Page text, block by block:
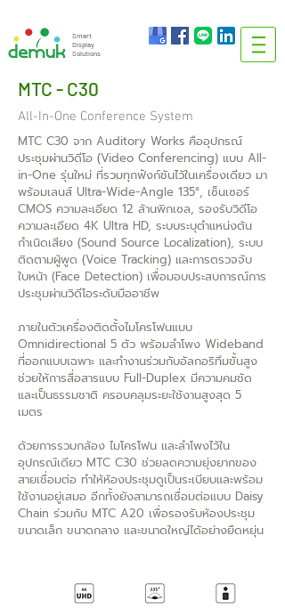
Smart
Display
Solutions
MTC - C30
All-In-One Conference System
MTC C30 จาก Auditory Works คืออุปกรณ์
ประชุมผ่านวิดีโอ (Video Conferencing) แบบ All-
in-One รุ่นใหม่ ที่รวมทุกฟังก์ชันไว้ในเครื่องเดียว มา
พร้อมเลนส์ Ultra-Wide-Angle 135°, เซ็นเซอร์
CMOS ความละเอียด 12 ล้านพิกเซล, รองรับวิดีโอ
ความละเอียด 4K Ultra HD, ระบบระบุตำแหน่งต้น
กำเนิดเสียง (Sound Source Localization), ระบบ
ติดตามผู้พูด (Voice Tracking) และการตรวจจับ
ใบหน้า (Face Detection) เพื่อมอบประสบการณ์การ
ประชุมผ่านวิดีโอระดับมืออาชีพ
ภายในตัวเครื่องติดตั้งไมโครโฟนแบบ
Omnidirectional 5 ตัว พร้อมลำโพง Wideband
ที่ออกแบบเฉพาะ และทำงานร่วมกับอัลกอริทึมขั้นสูง
ช่วยให้การสื่อสารแบบ Full-Duplex มีความคมชัด
และเป็นธรรมชาติ ครอบคลุมระยะใช้งานสูงสุด 5
เมตร
ด้วยการรวมกล้อง ไมโครโฟน และลำโพงไว้ใน
อุปกรณ์เดียว MTC C30 ช่วยลดความยุ่งยากของ
สายเชื่อมต่อ ทำให้ห้องประชุมดูเป็นระเบียบและพร้อม
ใช้งานอยู่เสมอ อีกทั้งยังสามารถเชื่อมต่อแบบ Daisy
Chain ร่วมกับ MTC A20 เพื่อรองรับห้องประชุม
ขนาดเล็ก ขนาดกลาง และขนาดใหญ่ได้อย่างยืดหยุ่น